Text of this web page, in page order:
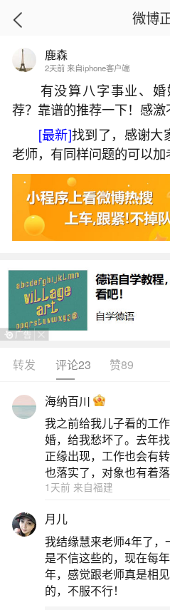
首页
为什么有的人做
2026-06-03
生活中像为什么有的人
常见的问题，但是小问题
烦，下面就这个问题给大
一、人死了为什么要做
人死后做法事的原因
仰层面的精神寄托，也涉及
达与人际互动，具体可从以
通过法事可帮助逝者超度、
个世界获得安宁。这种观
教体系，例如佛教的“超度
二、做法事的人命格
做法事的人命格并无
做法事”的说法多属附会，
等组合常被牵强解读为“有
微博
鹿森
2天前 来自iphone客户端
有没算八字事业、婚
荐？靠谱的推荐一下！感激
[最新]找到了，感谢大
老师，有同样问题的可以
转发 评论23 赞89
海纳百川
我之前给我儿子看的工
婚，给我愁坏了。去年
正缘出现，工作也会有
也落实了，对象也有着
1天前 来自福建
月儿
我结缘慧来老师4年了
是不信这些的，现在每
年，感觉跟老师真是相
的，不服不行！